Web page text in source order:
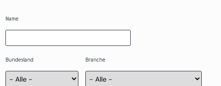
Name
Bundesland Branche